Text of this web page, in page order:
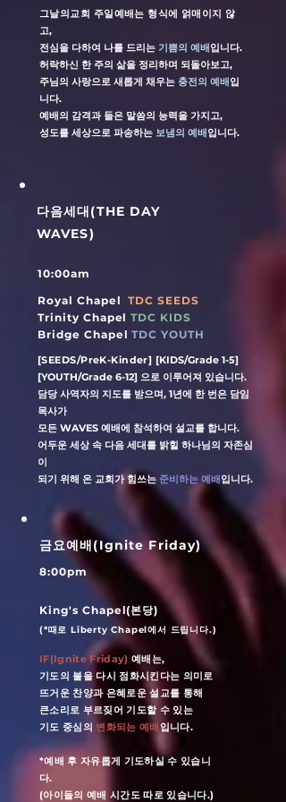
그날의교회 주일예배는 형식에 얽매이지 않
고,
전심을 다하여 나를 드리는 기쁨의 예배입니다.
허락하신 한 주의 삶을 정리하며 되돌아보고,
주님의 사랑으로 새롭게 채우는 충전의 예배입
니다.
예배의 감격과 들은 말씀의 능력을 가지고,
성도를 세상으로 파송하는 보냄의 예배입니다.
​다음세대(THE DAY
WAVES)
10:00am
Royal ChapelTDC SEEDS
Trinity ChapelTDC KIDS
Bridge ChapelTDC YOUTH
[SEEDS/PreK-Kinder] [KIDS/Grade 1-5]
[YOUTH/Grade 6-12] ​으로 이루어져 있습니다.
담당 사역자의 지도를 받으며, 1년에 한 번은 담임
목사가
​모든 WAVES 예배에 참석하여 설교를 합니다.
​어두운 세상 속 다음 세대를 밝힐 하나님의 자존심
이
되기 위해 온 교회가 힘쓰는 준비하는 예배입니다.
​금요예배(Ignite Friday)
8:00pm
King's Chapel(본당)
(*때로 Liberty Chapel에서 드립니다.)
IF(Ignite Friday) 예배는,
기도의 불을 다시 점화시킨다는 의미로
뜨거운 찬양과 은혜로운 설교를 통해
큰소리로 부르짖어 기도할 수 있는
​기도 중심의 변화되는 예배 입니다.
*예배 후 자유롭게 기도하실 수 있습니
다.
(아이들의 예배 시간도 따로 있습니다.)